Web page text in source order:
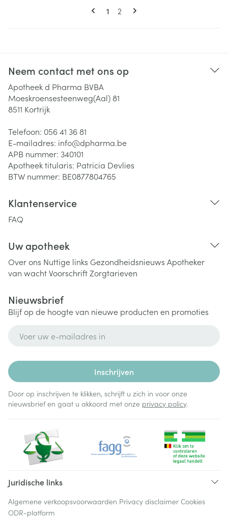
Pagina's
U lees momenteel pagina
1 Pagina
2
Neem contact met ons op
Apotheek d Pharma BVBA
Moeskroensesteenweg(Aal) 81
8511 Kortrijk
Telefoon: 056 41 36 81
E-mailadres: info@dpharma.be
APB nummer: 340101
Apotheek titularis: Patricia Devlies
BTW nummer: BE0877804765
Klantenservice
FAQ
Uw apotheek
Over ons Nuttige links Gezondheidsnieuws Apotheker
van wachtVoorschriftZorgtarieven
Nieuwsbrief
Blijf op de hoogte van nieuwe producten en promoties
Inschrijven
Door op inschrijven te klikken, schrijft u zich in voor onze
nieuwsbrief en gaat u akkoord met onze privacy policy.
Juridische links
Algemene verkoopsvoorwaarden Privacy disclaimer Cookies
ODR-platform